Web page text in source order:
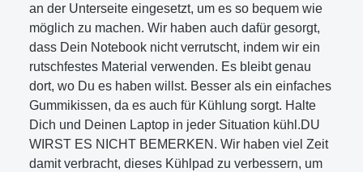
an der Unterseite eingesetzt, um es so bequem wie
möglich zu machen. Wir haben auch dafür gesorgt,
dass Dein Notebook nicht verrutscht, indem wir ein
rutschfestes Material verwenden. Es bleibt genau
dort, wo Du es haben willst. Besser als ein einfaches
Gummikissen, da es auch für Kühlung sorgt. Halte
Dich und Deinen Laptop in jeder Situation kühl.DU
WIRST ES NICHT BEMERKEN. Wir haben viel Zeit
damit verbracht, dieses Kühlpad zu verbessern, um